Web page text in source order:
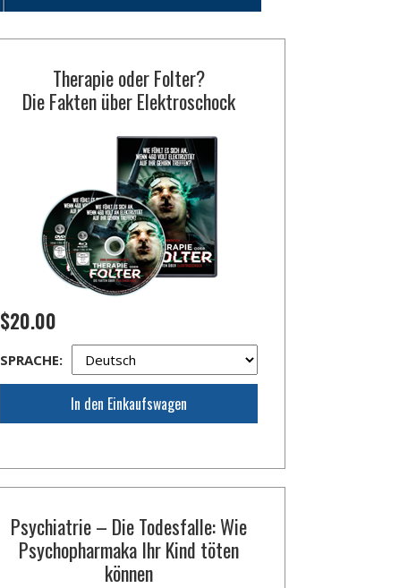
Therapie oder Folter?
Die Fakten über Elektroschock
$20.00
SPRACHE:
In den Einkaufswagen
Psychiatrie – Die Todesfalle: Wie
Psychopharmaka Ihr Kind töten
können